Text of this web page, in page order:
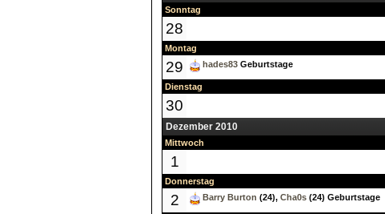
Sonntag
28
Montag
29 hades83 Geburtstage
Dienstag
30
Dezember 2010
Mittwoch
1
Donnerstag
2 Barry Burton (24), Cha0s (24) Geburtstage